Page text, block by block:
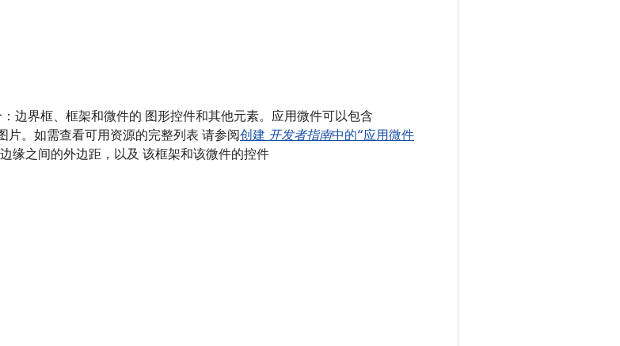
边界框、框架和微件的 图形控件和其他元素。应用微件可以包含
。如需查看可用资源的完整列表 请参阅创建 开发者指南中的“应用微件
缘之间的外边距，以及 该框架和该微件的控件